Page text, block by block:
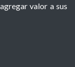
valor a sus